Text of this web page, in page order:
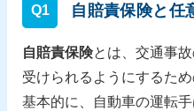
Q1 自賠責保険と任
自賠責保険とは、交通事
受けられるようにするため
基本的に、自動車の運転手